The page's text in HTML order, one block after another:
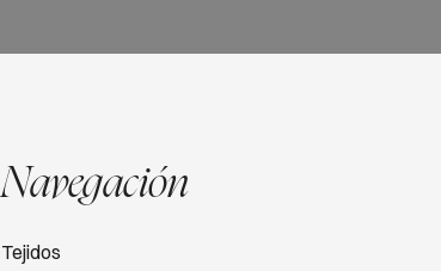
Navegación
Tejidos